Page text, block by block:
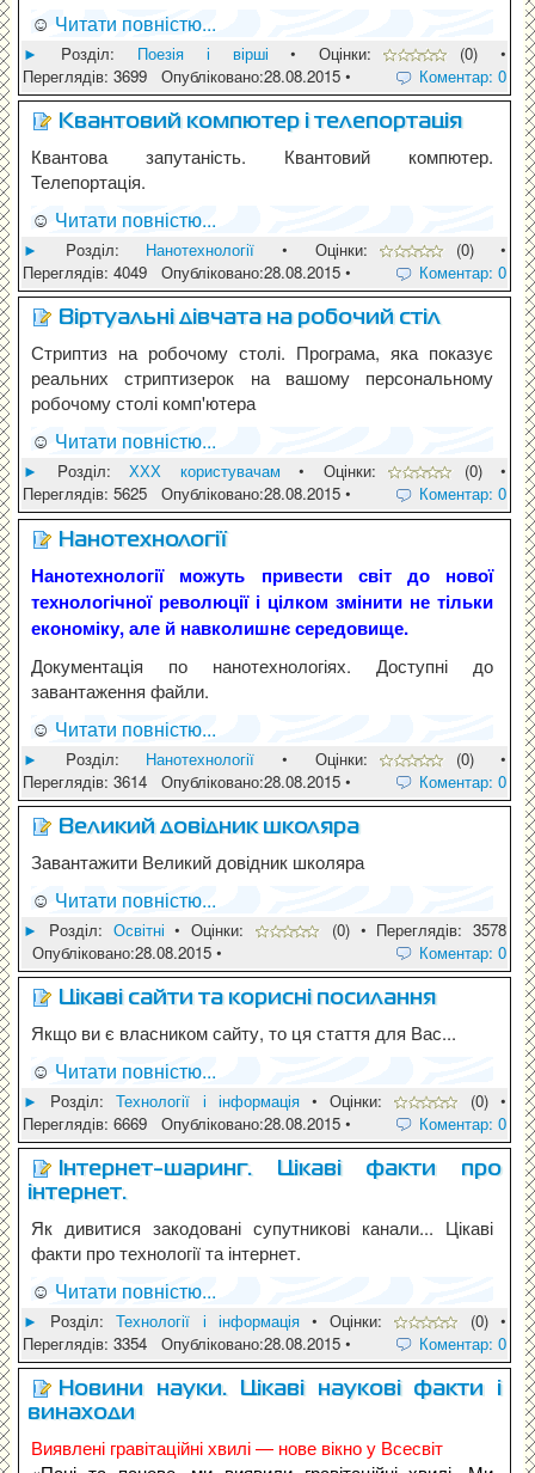
☺ Читати повністю...
► Pозділ: Поезія і вірші • Оцінки:
(0) •
Переглядів: 3699 Опубліковано:28.08.2015 •
Коментар: 0
Квантовий компютер і телепортація
Квантова запутаність. Квантовий компютер.
Телепортація.
☺ Читати повністю...
► Pозділ: Нанотехнології • Оцінки:
(0) •
Переглядів: 4049 Опубліковано:28.08.2015 •
Коментар: 0
Віртуальні дівчата на робочий стіл
Стриптиз на робочому столі. Програма, яка показує
реальних стриптизерок на вашому персональному
робочому столі комп'ютера
☺ Читати повністю...
► Pозділ:ХХХ користувачам • Оцінки:
(0) •
Переглядів: 5625 Опубліковано:28.08.2015 •
Коментар: 0
Нанотехнології
Нанотехнології можуть привести світ до нової
технологічної революції і цілком змінити не тільки
економіку, але й навколишнє середовище.
Документація по нанотехнологіях. Доступні до
завантаження файли.
☺ Читати повністю...
► Pозділ: Нанотехнології • Оцінки:
(0) •
Переглядів: 3614 Опубліковано:28.08.2015 •
Коментар: 0
Великий довідник школяра
Завантажити Великий довідник школяра
☺ Читати повністю...
► Pозділ: Освітні • Оцінки:
(0) • Переглядів: 3578
Опубліковано:28.08.2015 •
Коментар: 0
Цікаві сайти та корисні посилання
Якщо ви є власником сайту, то ця стаття для Вас...
☺ Читати повністю...
► Pозділ:Технології і інформація• Оцінки:
(0) •
Переглядів: 6669 Опубліковано:28.08.2015 •
Коментар: 0
Інтернет-шаринг. Цікаві факти про
інтернет.
Як дивитися закодовані супутникові канали... Цікаві
факти про технології та інтернет.
☺ Читати повністю...
► Pозділ:Технології і інформація• Оцінки:
(0) •
Переглядів: 3354 Опубліковано:28.08.2015 •
Коментар: 0
Новини науки. Цікаві наукові факти і
винаходи
Виявлені гравітаційні хвилі — нове вікно у Всесвіт